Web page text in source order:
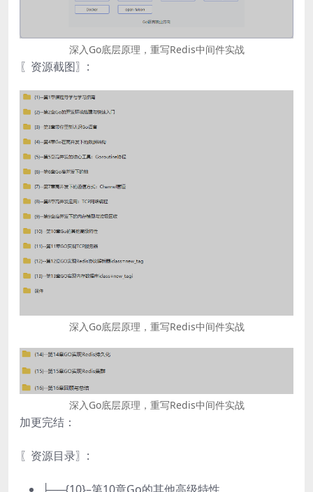
深入Go底层原理，重写Redis中间件实战
〖资源截图〗:
深入Go底层原理，重写Redis中间件实战
深入Go底层原理，重写Redis中间件实战
加更完结：
〖资源目录〗:
├──{10}–第10章Go的其他高级特性